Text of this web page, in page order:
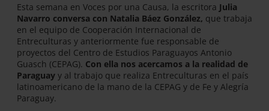
Esta semana en Voces por una Causa, la escritora Julia
Navarro conversa con Natalia Báez González, que trabaja
en el equipo de Cooperación Internacional de
Entreculturas y anteriormente fue responsable de
proyectos del Centro de Estudios Paraguayos Antonio
Guasch (CEPAG). Con ella nos acercamos a la realidad de
Paraguay y al trabajo que realiza Entreculturas en el país
latinoamericano de la mano de la CEPAG y de Fe y Alegría
Paraguay.